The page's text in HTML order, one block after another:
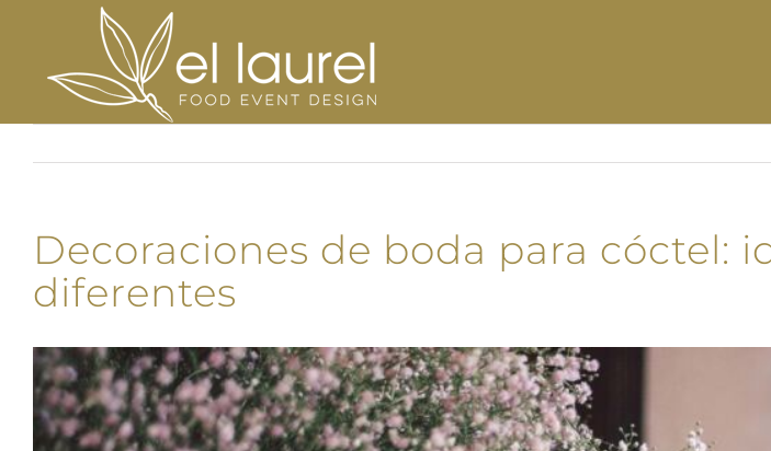
contenido
Decoraciones de boda para cóctel:
diferentes